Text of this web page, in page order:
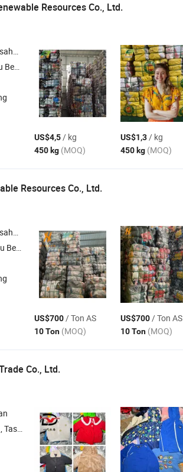
Resources Co., Ltd.
US$4,5/ kg
450 kg (MOQ)
US$1,3/ kg
450 kg (MOQ)
Resources Co., Ltd.
US$700/ Ton AS
10 Ton (MOQ)
US$700/ Ton AS
10 Ton (MOQ)
Co., Ltd.
Bekas